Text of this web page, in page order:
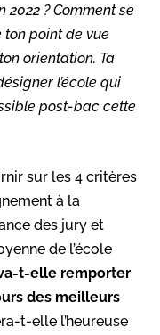
2022 ? Comment se
ton point de vue
orientation. Ta
l’école qui
post-bac cette
sur les 4 critères
à la
des jury et
de l’école
va-t-elle remporter
des meilleurs
t-elle l’heureuse